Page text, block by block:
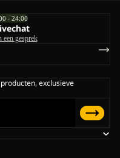
- 24:00
een gesprek
exclusieve